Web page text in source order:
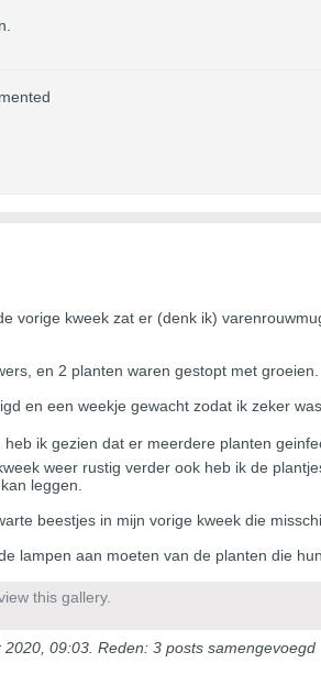
vorige kweek zat er (denk ik)
en 2 planten waren gestopt met groeien.
en een weekje gewacht zodat ik zeker
ik gezien dat er meerdere planten
weer rustig verder ook heb ik de
leggen.
beestjes in mijn vorige kweek die
lampen aan moeten van de planten die
this gallery.
2020, 09:03 Reden: 3 posts samengevoegd